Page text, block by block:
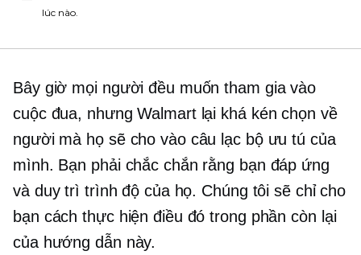
lúc nào.
Bây giờ mọi người đều muốn tham gia vào
cuộc đua, nhưng Walmart lại khá kén chọn về
người mà họ sẽ cho vào câu lạc bộ ưu tú của
mình. Bạn phải chắc chắn rằng bạn đáp ứng
và duy trì trình độ của họ. Chúng tôi sẽ chỉ cho
bạn cách thực hiện điều đó trong phần còn lại
của hướng dẫn này.